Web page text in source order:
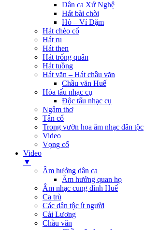
Dân ca Xứ Nghệ
Hát bài chòi
Hò – Ví Dặm
Hát chèo cổ
Hát ru
Hát then
Hát trống quân
Hát tuồng
Hát văn – Hát chầu văn
Chầu văn Huế
Hòa tấu nhạc cụ
Độc tấu nhạc cụ
Ngâm thơ
Tân cổ
Trong vườn hoa âm nhạc dân tộc
Video
Vọng cổ
Video
▼
Âm hưởng dân ca
Âm hưởng quan họ
Âm nhạc cung đình Huế
Ca trù
Các dân tộc ít người
Cải Lương
Chầu văn